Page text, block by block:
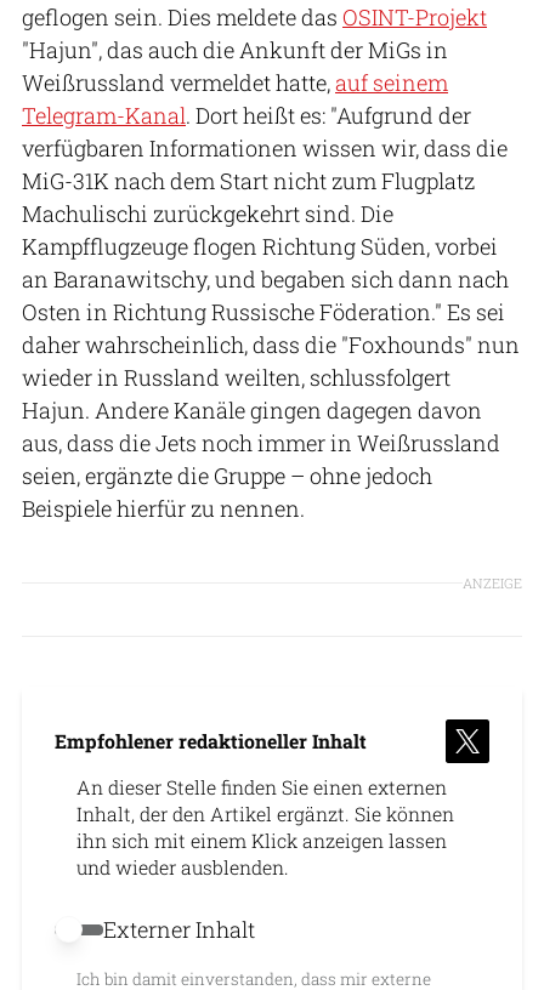
geflogen sein. Dies meldete das OSINT-Projekt
"Hajun", das auch die Ankunft der MiGs in
Weißrussland vermeldet hatte,auf seinem
Telegram-Kanal. Dort heißt es: "Aufgrund der
verfügbaren Informationen wissen wir, dass die
MiG-31K nach dem Start nicht zum Flugplatz
Machulischi zurückgekehrt sind. Die
Kampfflugzeuge flogen Richtung Süden, vorbei
an Baranawitschy, und begaben sich dann nach
Osten in Richtung Russische Föderation." Es sei
daher wahrscheinlich, dass die "Foxhounds" nun
wieder in Russland weilten, schlussfolgert
Hajun. Andere Kanäle gingen dagegen davon
aus, dass die Jets noch immer in Weißrussland
seien, ergänzte die Gruppe – ohne jedoch
Beispiele hierfür zu nennen.
ANZEIGE
Empfohlener redaktioneller Inhalt
An dieser Stelle finden Sie einen externen
Inhalt, der den Artikel ergänzt. Sie können
ihn sich mit einem Klick anzeigen lassen
und wieder ausblenden.
Externer Inhalt erlauben
Externer Inhalt
Ich bin damit einverstanden, dass mir externe